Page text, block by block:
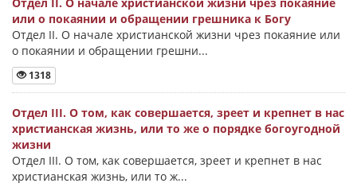
или о покаянии и обращении грешника к Богу
Отдел II. О начале христианской жизни чрез покаяние или
о покаянии и обращении грешни...
1318
Отдел III. О том, как совершается, зреет и крепнет в нас
христианская жизнь, или то же о порядке богоугодной
жизни
Отдел III. О том, как совершается, зреет и крепнет в нас
христианская жизнь, или то ж...